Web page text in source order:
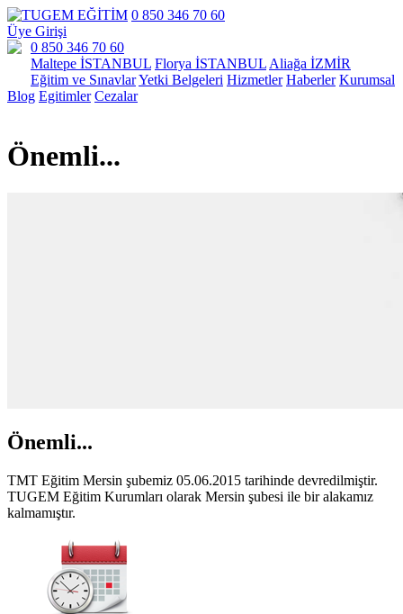
0 850 346 70 60
Üye Girişi
0 850 346 70 60
Maltepe İSTANBUL Florya İSTANBUL Aliağa İZMİR
Eğitim ve SınavlarYetki Belgeleri Hizmetler Haberler Kurumsal
Blog Egitimler Cezalar
Önemli...
Önemli...
TMT Eğitim Mersin şubemiz 05.06.2015 tarihinde devredilmiştir.
TUGEM Eğitim Kurumları olarak Mersin şubesi ile bir alakamız
kalmamıştır.